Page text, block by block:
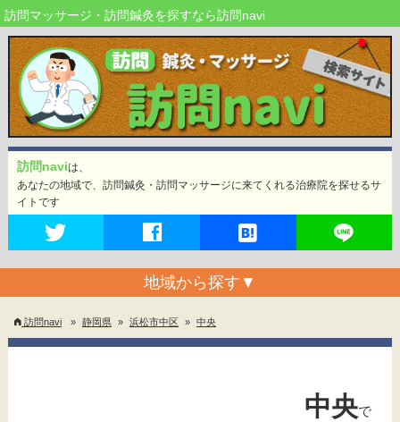
訪問マッサージ・訪問鍼灸を探すなら訪問navi
訪問naviは、
あなたの地域で、訪問鍼灸・訪問マッサージに来てくれる治療院を探せるサ
イトです
地域から探す ▼
訪問navi » 静岡県 » 浜松市中区 » 中央
中央で